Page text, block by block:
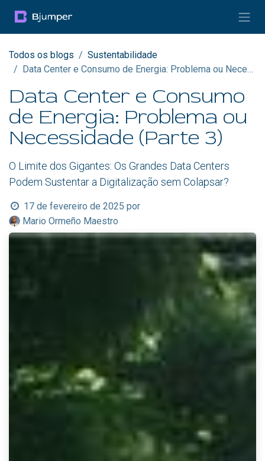
Todos os blogs
Sustentabilidade
Data Center e Consumo de Energia: Problema ou Necessidade (Parte 3)
Data Center e Consumo
de Energia: Problema ou
Necessidade (Parte 3)
O Limite dos Gigantes: Os Grandes Data Centers
Podem Sustentar a Digitalização sem Colapsar?
17 de fevereiro de 2025 por
Mario Ormeño Maestro